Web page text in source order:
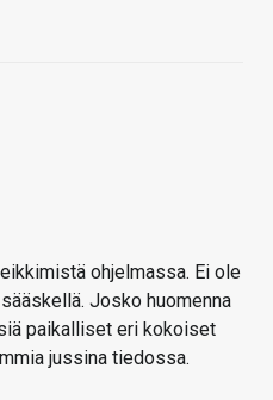
ohjelmassa. Ei ole
Josko huomenna
paikalliset eri kokoiset
jussina tiedossa.